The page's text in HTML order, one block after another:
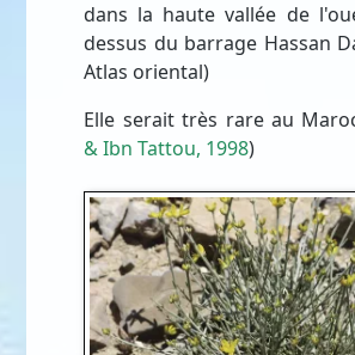
dans la haute vallée de
dessus du barrage Hassan
Atlas oriental)
Elle serait très rare au
& Ibn Tattou, 1998)